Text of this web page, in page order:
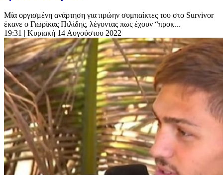
Μία οργισμένη ανάρτηση για πρώην συμπαίκτες του στο Survivor
έκανε ο Γιωρίκας Πιλίδης, λέγοντας πως έχουν “προκ...
19:31 | Κυριακή 14 Αυγούστου 2022